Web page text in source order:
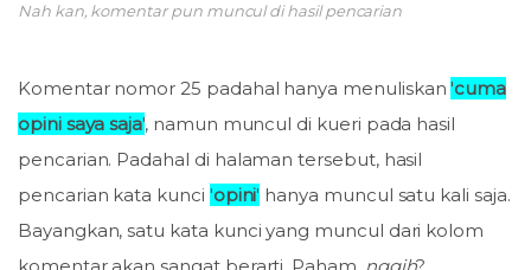
Nah kan, komentar pun muncul di hasil pencarian
Komentar nomor 25 padahal hanya menuliskan 'cuma
opini saya saja', namun muncul di kueri pada hasil
pencarian. Padahal di halaman tersebut, hasil
pencarian kata kunci 'opini' hanya muncul satu kali saja.
Bayangkan, satu kata kunci yang muncul dari kolom
komentar akan sangat berarti. Paham, nggih?